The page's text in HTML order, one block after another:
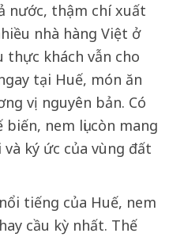
nước, thậm chí xuất
nhà hàng Việt ở
thực khách vẫn cho
tại Huế, món ăn
vị nguyên bản. Có
nem lụi còn mang
ký ức của vùng đất
tiếng của Huế, nem
cầu kỳ nhất. Thế